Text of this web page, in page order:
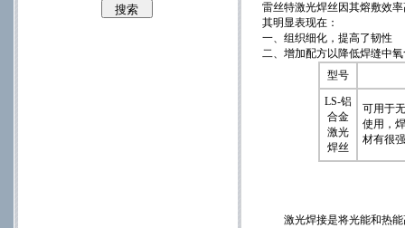
雷丝特激光焊丝因其熔敷效
其明显表现在：
一、组织细化，提高了韧性
二、增加配方以降低焊缝中
型号
LS-铝
合金
激光
焊丝
可用于
使用，
材有很
激光焊接是将光能和热能高